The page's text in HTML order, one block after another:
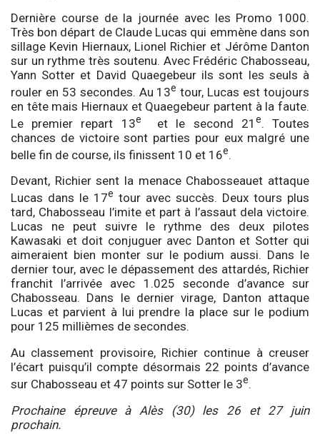
Dernière course de la journée avec les Promo 1000.
Très bon départ de Claude Lucas qui emmène dans son
sillage Kevin Hiernaux, Lionel Richier et Jérôme Danton
sur un rythme très soutenu. Avec Frédéric Chabosseau,
Yann Sotter et David Quaegebeur ils sont les seuls à
rouler en 53 secondes. Au 13e tour, Lucas est toujours
en tête mais Hiernaux et Quaegebeur partent à la faute.
Le premier repart 13e et le second 21 e. Toutes
chances de victoire sont parties pour eux malgré une
belle fin de course, ils finissent 10 et 16e.
Devant, Richier sent la menace Chabosseauet attaque
Lucas dans le 17e tour avec succès. Deux tours plus
tard, Chabosseau l’imite et part à l’assaut dela victoire.
Lucas ne peut suivre le rythme des deux pilotes
Kawasaki et doit conjuguer avec Danton et Sotter qui
aimeraient bien monter sur le podium aussi. Dans le
dernier tour, avec le dépassement des attardés, Richier
franchit l’arrivée avec 1.025 seconde d’avance sur
Chabosseau. Dans le dernier virage, Danton attaque
Lucas et parvient à lui prendre la place sur le podium
pour 125 millièmes de secondes.
Au classement provisoire, Richier continue à creuser
l’écart puisqu’il compte désormais 22 points d’avance
sur Chabosseau et 47 points sur Sotter le 3e.
Prochaine épreuve à Alès (30) les 26 et 27 juin
prochain.